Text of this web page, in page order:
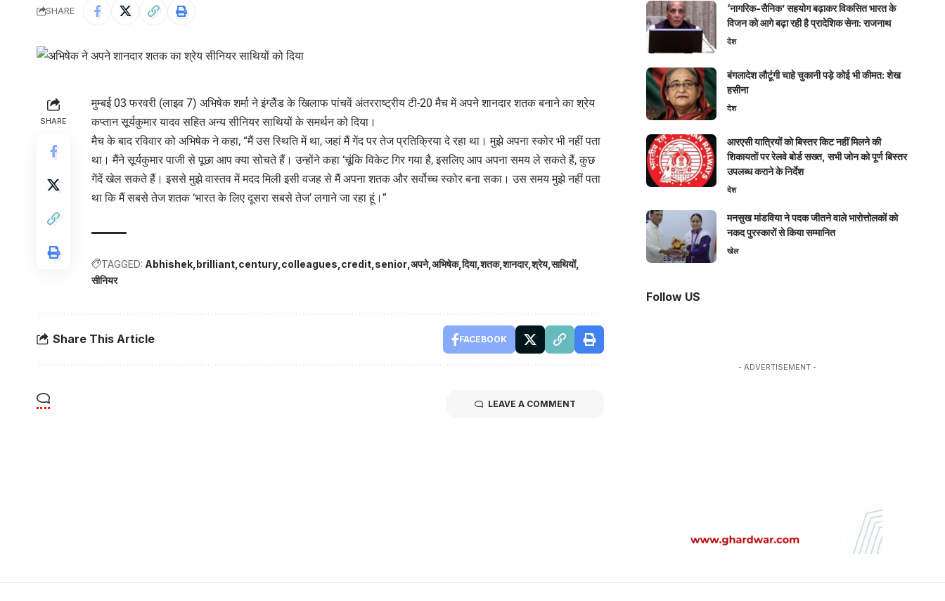
SHARE
SHARE
मुम्बई 03 फरवरी (लाइव 7) अभिषेक शर्मा ने इंग्लैंड के खिलाफ पांचवें अंतरराष्ट्रीय टी-20 मैच में अपने शानदार शतक बनाने का श्रेय
कप्तान सूर्यकुमार यादव सहित अन्य सीनियर साथियों के समर्थन को दिया।
मैच के बाद रविवार को अभिषेक ने कहा, “मैं उस स्थिति में था, जहां मैं गेंद पर तेज प्रतिक्रिया दे रहा था। मुझे अपना स्कोर भी नहीं पता
था। मैंने सूर्यकुमार पाजी से पूछा आप क्या सोचते हैं। उन्होंने कहा ‘चूंकि विकेट गिर गया है, इसलिए आप अपना समय ले सकते हैं, कुछ
गेंदें खेल सकते हैं। इससे मुझे वास्तव में मदद मिली इसी वजह से मैं अपना शतक और सर्वोच्च स्कोर बना सका। उस समय मुझे नहीं पता
था कि मैं सबसे तेज शतक ‘भारत के लिए दूसरा सबसे तेज’ लगाने जा रहा हूं।”
TAGGED: Abhishek brilliant century colleagues credit senior अपने अभिषेक दिया शतक शानदार श्रेय साथियों
सीनियर
Share This Article FACEBOOK
LEAVE A COMMENT
‘नागरिक-सैनिक’ सहयोग बढ़ाकर विकसित भारत के
विजन को आगे बढ़ा रही है प्रादेशिक सेना: राजनाथ
देश
बंगलादेश लौटूंगी चाहे चुकानी पड़े कोई भी कीमत: शेख
हसीना
देश
आरएसी यात्रियों को बिस्तर किट नहीं मिलने की
शिकायतों पर रेलवे बोर्ड सख्त, सभी जोन को पूर्ण बिस्तर
उपलब्ध कराने के निर्देश
देश
मनसुख मांडविया ने पदक जीतने वाले भारोत्तोलकों को
नकद पुरस्कारों से किया सम्मानित
खेल
Follow US
- ADVERTISEMENT -